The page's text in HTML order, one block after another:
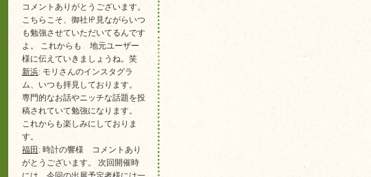
コメントありがとうございます。
こちらこそ、御社㏋見ながらいつ
も勉強させていただいてるんです
よ。 これからも 地元ユーザー
様に伝えていきましょうね。笑
新浜: モリさんのインスタグラ
ム、いつも拝見しております。
専門的なお話やニッチな話題を投
稿されていて勉強になります。
これからも楽しみにしておりま
す。
福田 : 時計の響様 コメントあり
がとうございます。 次回開催時